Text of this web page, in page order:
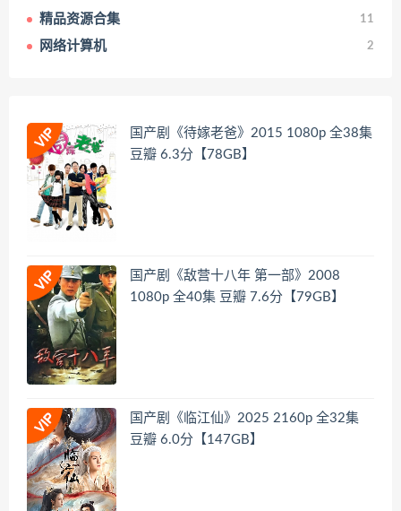
精品资源合集 11
网络计算机 2
国产剧《待嫁老爸》2015 1080p 全38集
豆瓣 6.3分【78GB】
国产剧《敌营十八年 第一部》2008
1080p 全40集 豆瓣 7.6分【79GB】
国产剧《临江仙》2025 2160p 全32集
豆瓣 6.0分【147GB】